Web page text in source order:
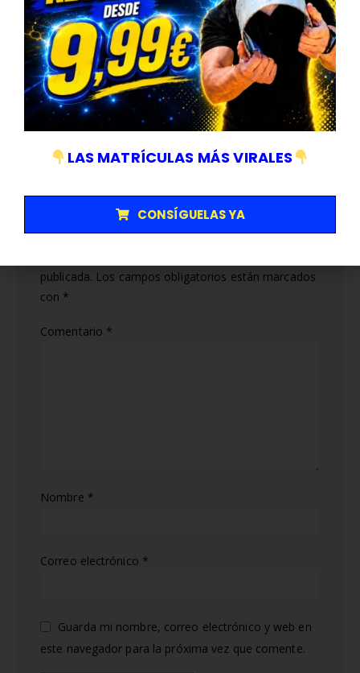
Compartir esta publicacion
Autor
Abel A
Deja una respuesta
publicada. Los campos obligatorios están marcados
con *
Comentario *
Nombre *
Correo electrónico *
Guarda mi nombre, correo electrónico y web en
este navegador para la próxima vez que comente.
LAS MATRÍCULAS MÁS VIRALES
CONSÍGUELAS YA